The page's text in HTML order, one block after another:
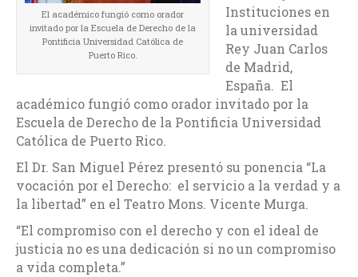
El académico fungió como orador
invitado por la Escuela de Derecho de la
Pontificia Universidad Católica de
Puerto Rico.
Instituciones en
la universidad
Rey Juan Carlos
de Madrid,
España. El
académico fungió como orador invitado por la
Escuela de Derecho de la Pontificia Universidad
Católica de Puerto Rico.
El Dr. San Miguel Pérez presentó su ponencia “La
vocación por el Derecho: el servicio a la verdad y a
la libertad” en el Teatro Mons. Vicente Murga.
“El compromiso con el derecho y con el ideal de
justicia no es una dedicación si no un compromiso
a vida completa.”